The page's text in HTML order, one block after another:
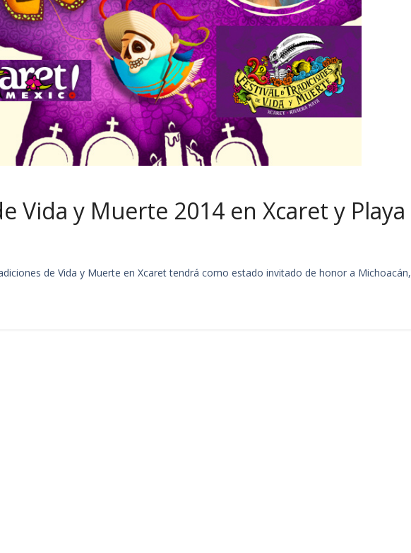
Vida y Muerte 2014 en Xcaret y Playa
de Vida y Muerte en Xcaret tendrá como estado invitado de honor a Michoacán,